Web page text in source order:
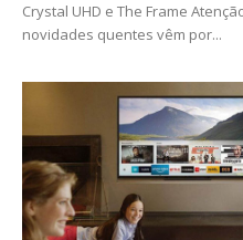
Crystal UHD e The Frame
novidades quentes vêm por...